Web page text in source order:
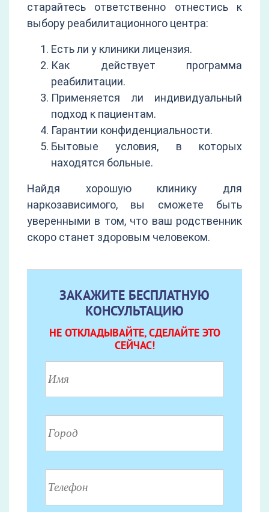
старайтесь ответственно отнестись к
выбору реабилитационного центра:
Есть ли у клиники лицензия.
Как действует программа
реабилитации.
Применяется ли индивидуальный
подход к пациентам.
Гарантии конфиденциальности.
Бытовые условия, в которых
находятся больные.
Найдя хорошую клинику для
наркозависимого, вы сможете быть
уверенными в том, что ваш родственник
скоро станет здоровым человеком.
ЗАКАЖИТЕ БЕСПЛАТНУЮ
КОНСУЛЬТАЦИЮ
НЕ ОТКЛАДЫВАЙТЕ, СДЕЛАЙТЕ ЭТО
СЕЙЧАС!